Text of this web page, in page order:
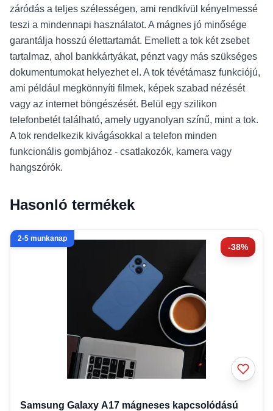
záródás a teljes szélességen, ami rendkívül kényelmessé
teszi a mindennapi használatot. A mágnes jó minősége
garantálja hosszú élettartamát. Emellett a tok két zsebet
tartalmaz, ahol bankkártyákat, pénzt vagy más szükséges
dokumentumokat helyezhet el. A tok tévétámasz funkciójú,
ami például megkönnyíti filmek, képek szabad nézését
vagy az internet böngészését. Belül egy szilikon
telefonbetét található, amely ugyanolyan színű, mint a tok.
A tok rendelkezik kivágásokkal a telefon minden
funkcionális gombjához - csatlakozók, kamera vagy
hangszórók.
Hasonló termékek
-38%
2-5 munkanap
Samsung Galaxy A17 mágneses kapcsolódású